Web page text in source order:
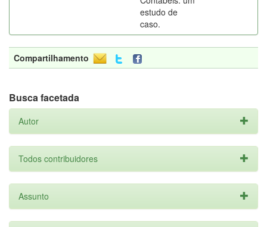
estudo de
caso.
Compartilhamento
Busca facetada
Autor
Todos contribuidores
Assunto